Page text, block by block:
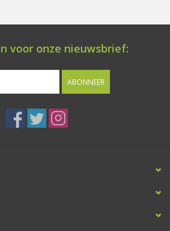
voor onze nieuwsbrief:
ABONNEER